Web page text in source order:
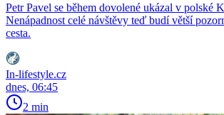
Petr Pavel se během dovolené ukázal v polské
Nenápadnost celé návštěvy teď budí větší
cesta.
In-lifestyle.cz
dnes, 06:45
2 min